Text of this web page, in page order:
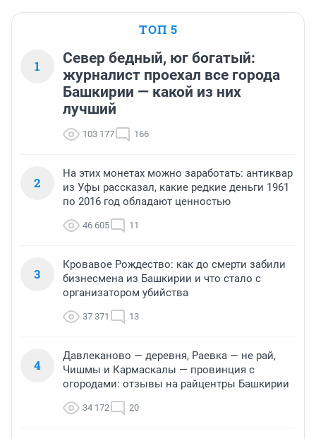
ТОП 5
1
Север бедный, юг богатый:
журналист проехал все города
Башкирии — какой из них
лучший
103 177 166
2
На этих монетах можно заработать: антиквар
из Уфы рассказал, какие редкие деньги 1961
по 2016 год обладают ценностью
46 605 11
3
Кровавое Рождество: как до смерти забили
бизнесмена из Башкирии и что стало с
организатором убийства
37 371 13
4
Давлеканово — деревня, Раевка — не рай,
Чишмы и Кармаскалы — провинция с
огородами: отзывы на райцентры Башкирии
34 172 20